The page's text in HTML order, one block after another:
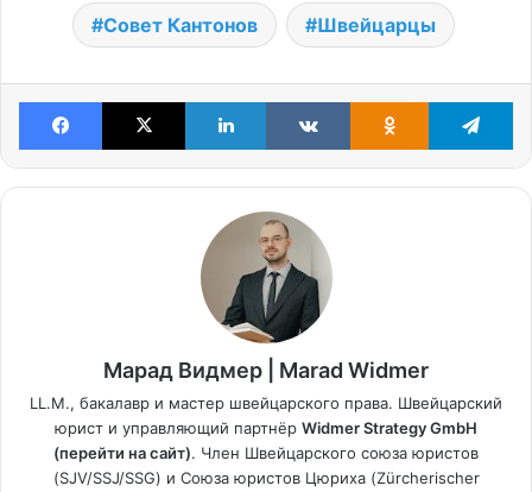
Совет Кантонов Швейцарцы
Facebook X LinkedIn VKontakteOdnoklassniki
Марад Видмер | Marad Widmer
LL.M., бакалавр и мастер швейцарского права. Швейцарский
юрист и управляющий партнёр Widmer Strategy GmbH
(перейти на сайт). Член Швейцарского союза юристов
(SJV/SSJ/SSG) и Союза юристов Цюриха (Zürcherischer